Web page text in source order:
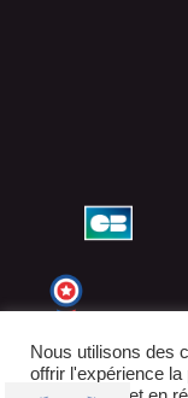
Nous utilisons des
offrir l'expérience